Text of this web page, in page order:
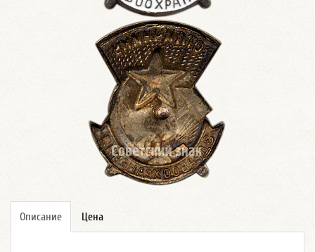
Описание Цена